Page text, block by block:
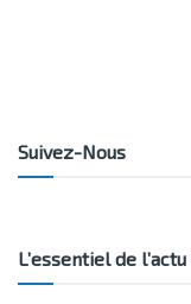
Suivez-Nous
L’essentiel de